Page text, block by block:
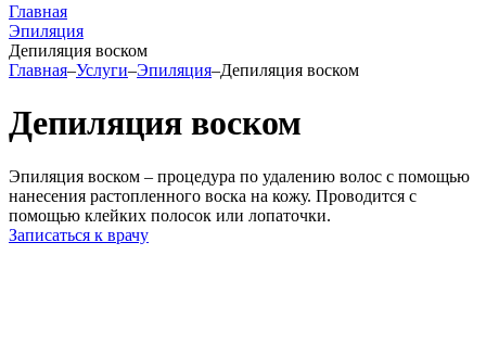
Главная
Эпиляция
Депиляция воском
Главная–Услуги–Эпиляция–Депиляция воском
Депиляция воском
Эпиляция воском – процедура по удалению волос с помощью
нанесения растопленного воска на кожу. Проводится с
помощью клейких полосок или лопаточки.
Записаться к врачу